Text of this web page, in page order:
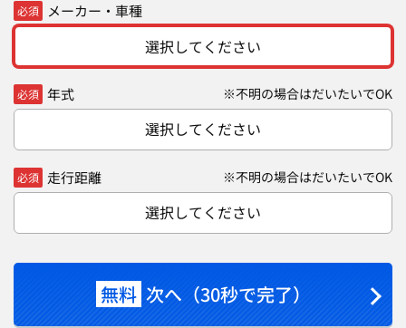
必須 メーカー・車種
選択してください
必須 年式 ※不明の場合はだいたいでOK
選択してください
必須 走行距離 ※不明の場合はだいたいでOK
選択してください
無料 次へ（30秒で完了）